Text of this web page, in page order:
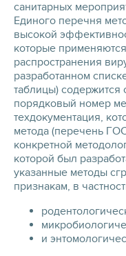
санитарных
Единого перечня
высокой
которые
распространения
разработанном
таблицы)
порядковый номер
техдокументация,
метода (перечень
конкретной
которой был
указанные методы
признакам, в
и